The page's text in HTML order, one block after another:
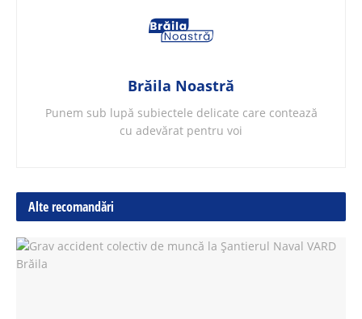
Brăila Noastră
Punem sub lupă subiectele delicate care contează
cu adevărat pentru voi
Alte recomandări